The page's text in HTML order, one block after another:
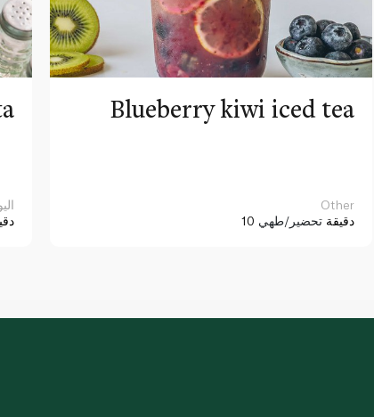
Blueberry kiwi iced tea
Other
10 دقيقة تحضير/طهي